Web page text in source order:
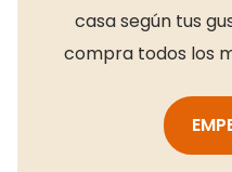
casa según tus
compra todos los